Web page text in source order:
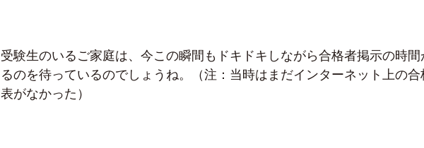
受験生のいるご家庭は、今この瞬間もドキドキしながら合格者掲示の時間
るのを待っているのでしょうね。（注：当時はまだインターネット上の合
表がなかった）